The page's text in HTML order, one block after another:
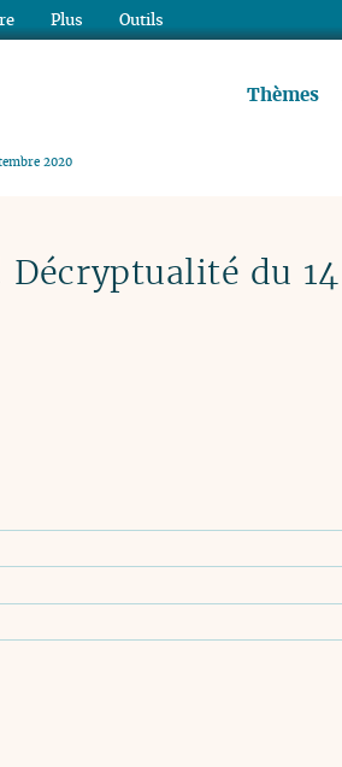
Thèmes
2020
Décryptualité du 14
Plus Outils